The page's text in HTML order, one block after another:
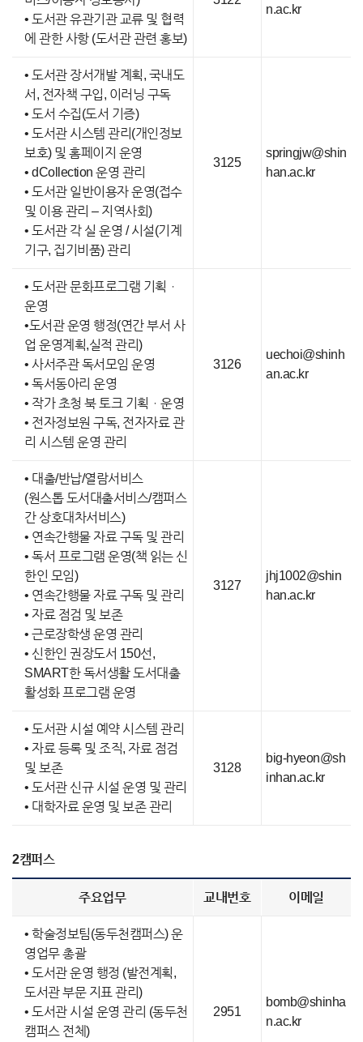
• 도서관 유관기관 교류 및 협력
에 관한 사항 (도서관 관련 홍보)
n.ac.kr
• 도서관 장서개발 계획, 국내도
서, 전자책 구입, 이러닝 구독
• 도서 수집(도서 기증)
• 도서관 시스템 관리(개인정보
보호) 및 홈페이지 운영
• dCollection 운영 관리
• 도서관 일반이용자 운영(접수
및 이용 관리 – 지역사회)
• 도서관 각 실 운영 / 시설(기계
기구, 집기비품) 관리
3125
springjw@shin
han.ac.kr
• 도서관 문화프로그램 기획ㆍ
운영
•도서관 운영 행정(연간 부서 사
업 운영계획,실적 관리)
• 사서주관 독서모임 운영
• 독서동아리 운영
• 작가 초청 북 토크 기획ㆍ운영
• 전자정보원 구독, 전자자료 관
리 시스템 운영 관리
3126
uechoi@shinh
an.ac.kr
• 대출/반납/열람서비스
(원스톱 도서대출서비스/캠퍼스
간 상호대차서비스)
• 연속간행물 자료 구독 및 관리
• 독서 프로그램 운영(책 읽는 신
한인 모임)
• 연속간행물 자료 구독 및 관리
• 자료 점검 및 보존
• 근로장학생 운영 관리
• 신한인 권장도서 150선,
SMART한 독서생활 도서대출
활성화 프로그램 운영
3127
jhj1002@shin
han.ac.kr
• 도서관 시설 예약 시스템 관리
• 자료 등록 및 조직, 자료 점검
및 보존
• 도서관 신규 시설 운영 및 관리
• 대학자료 운영 및 보존 관리
3128
big-hyeon@sh
inhan.ac.kr
2캠퍼스
주요업무 교내번호 이메일
• 학술정보팀(동두천캠퍼스) 운
영업무 총괄
• 도서관 운영 행정 (발전계획,
도서관 부문 지표 관리)
• 도서관 시설 운영 관리 (동두천
캠퍼스 전체)
2951
bomb@shinha
n.ac.kr